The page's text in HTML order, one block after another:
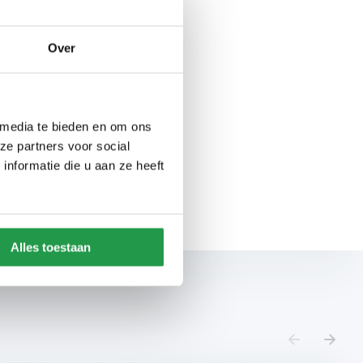
Over
te bieden en om ons
partners voor social
die u aan ze heeft
Alles toestaan
voor iedereen wel een
en kun je
niet gaat passen in je
losse sierkussens of
Wij helpen je graag met